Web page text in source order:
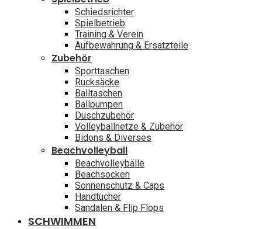
Schiedsrichter
Spielbetrieb
Training & Verein
Aufbewahrung & Ersatzteile
Zubehör
Sporttaschen
Rucksäcke
Balltaschen
Ballpumpen
Duschzubehör
Volleyballnetze & Zubehör
Bidons & Diverses
Beachvolleyball
Beachvolleybälle
Beachsocken
Sonnenschutz & Caps
Handtücher
Sandalen & Flip Flops
SCHWIMMEN